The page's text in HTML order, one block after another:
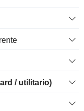
/ utilitario)